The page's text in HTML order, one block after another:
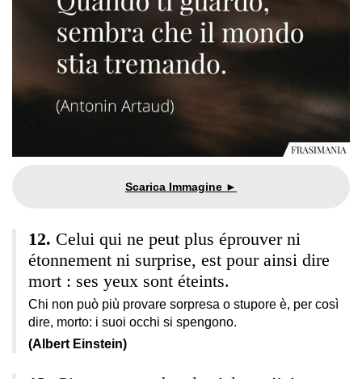
Celui qui ne peut plus éprouver ni
étonnement ni surprise, est pour ainsi dire
mort : ses yeux sont éteints.
Chi non può più provare sorpresa o stupore è, per così
dire, morto: i suoi occhi si spengono.
(Albert Einstein)